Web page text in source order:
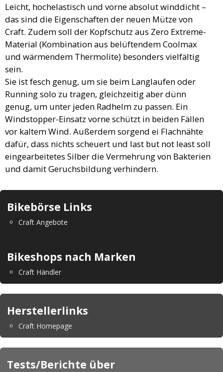
Leicht, hochelastisch und vorne absolut winddicht –
das sind die Eigenschaften der neuen Mütze von
Craft. Zudem soll der Kopfschutz aus Zero Extreme-
Material (Kombination aus belüftendem Coolmax
und wärmendem Thermolite) besonders vielfältig
sein.
Sie ist fesch genug, um sie beim Langlaufen oder
Running solo zu tragen, gleichzeitig aber dünn
genug, um unter jeden Radhelm zu passen. Ein
Windstopper-Einsatz vorne schützt in beiden Fällen
vor kaltem Wind. Außerdem sorgend ei Flachnähte
dafür, dass nichts scheuert und last but not least soll
eingearbeitetes Silber die Vermehrung von Bakterien
und damit Geruchsbildung verhindern.
Bikebörse Links
Craft Angebote
Bikeshops nach Marken
Craft Händler
Herstellerlinks
Craft Homepage
Tests/Berichte über